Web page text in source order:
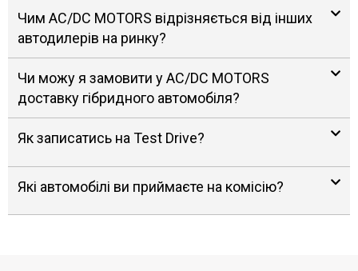
Чим AC/DC MOTORS відрізняється від інших
автодилерів на ринку?
Чи можу я замовити у AC/DC MOTORS
доставку гібридного автомобіля?
Як записатись на Test Drive?
Які автомобілі ви приймаєте на комісію?